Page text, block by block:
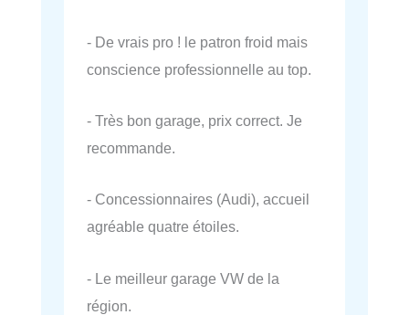
- De vrais pro ! le patron froid mais
conscience professionnelle au top.
- Très bon garage, prix correct. Je
recommande.
- Concessionnaires (Audi), accueil
agréable quatre étoiles.
- Le meilleur garage VW de la
région.